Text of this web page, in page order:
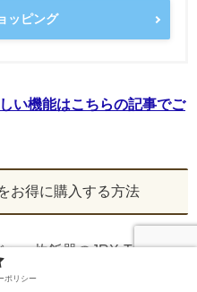
ッピング
い機能はこちらの記事でご
お得に購入する方法
ー炊飯器のJRX-T100や
をお伝えしますね＾＾
ポリシー